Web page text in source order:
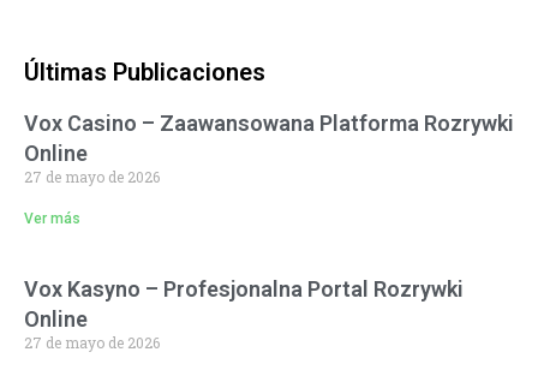
Últimas Publicaciones
Vox Casino – Zaawansowana Platforma Rozrywki
Online
27 de mayo de 2026
Ver más
Vox Kasyno – Profesjonalna Portal Rozrywki
Online
27 de mayo de 2026